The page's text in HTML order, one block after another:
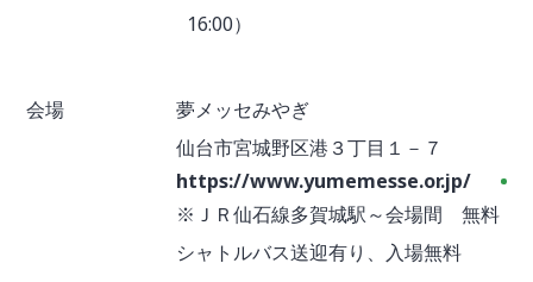
16:00）
会場
夢メッセみやぎ
仙台市宮城野区港３丁目１－７
https://www.yumemesse.or.jp/
※ＪＲ仙石線多賀城駅～会場間 無料
シャトルバス送迎有り、入場無料